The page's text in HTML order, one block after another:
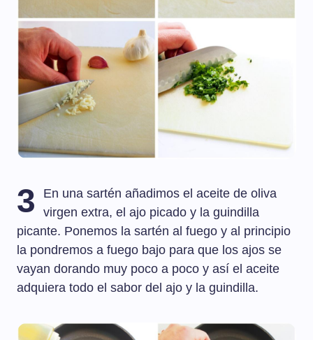
3
En una sartén añadimos el aceite de oliva
virgen extra, el ajo picado y la guindilla
picante. Ponemos la sartén al fuego y al principio
la pondremos a fuego bajo para que los ajos se
vayan dorando muy poco a poco y así el aceite
adquiera todo el sabor del ajo y la guindilla.